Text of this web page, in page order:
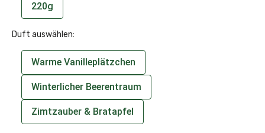
220g
Duft auswählen:
Warme Vanilleplätzchen
Winterlicher Beerentraum
Zimtzauber & Bratapfel